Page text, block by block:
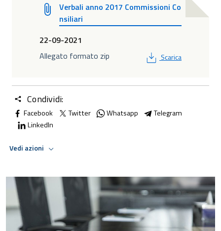
Verbali anno 2017 Commissioni Co
nsiliari
22-09-2021
Allegato formato zip
PDF
Scarica
Condividi:
Facebook Twitter Whatsapp
Telegram
LinkedIn
Vedi azioni